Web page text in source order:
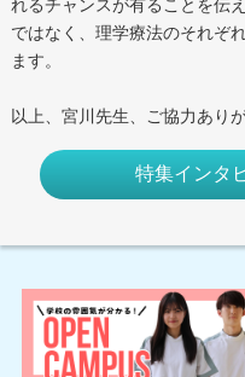
れるチャンスが有ることを伝
ではなく、理学療法のそれぞ
ます。
以上、宮川先生、ご協力あり
特集インタ